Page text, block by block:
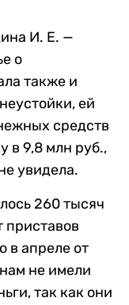
И. Е. —
о
также и
ей
средств
в 9,8 млн руб.,
увидела.
260 тысяч
приставов
в апреле от
не имели
так как они